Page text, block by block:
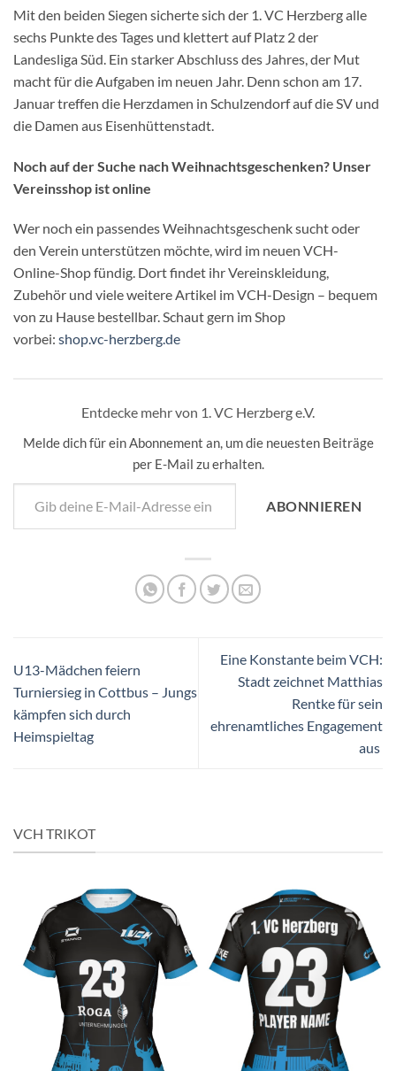
Mit den beiden Siegen sicherte sich der 1. VC Herzberg alle
sechs Punkte des Tages und klettert auf Platz 2 der
Landesliga Süd. Ein starker Abschluss des Jahres, der Mut
macht für die Aufgaben im neuen Jahr. Denn schon am 17.
Januar treffen die Herzdamen in Schulzendorf auf die SV und
die Damen aus Eisenhüttenstadt.
Noch auf der Suche nach Weihnachtsgeschenken? Unser
Vereinsshop ist online
Wer noch ein passendes Weihnachtsgeschenk sucht oder
den Verein unterstützen möchte, wird im neuen VCH-
Online-Shop fündig. Dort findet ihr Vereinskleidung,
Zubehör und viele weitere Artikel im VCH-Design – bequem
von zu Hause bestellbar. Schaut gern im Shop
vorbei: shop.vc-herzberg.de
Entdecke mehr von 1. VC Herzberg e.V.
Melde dich für ein Abonnement an, um die neuesten Beiträge
per E-Mail zu erhalten.
Gib deine E-Mail-Adresse ein ...
ABONNIEREN
U13-Mädchen feiern
Turniersieg in Cottbus – Jungs
kämpfen sich durch
Heimspieltag
Eine Konstante beim VCH:
Stadt zeichnet Matthias
Rentke für sein
ehrenamtliches Engagement
aus
VCH TRIKOT